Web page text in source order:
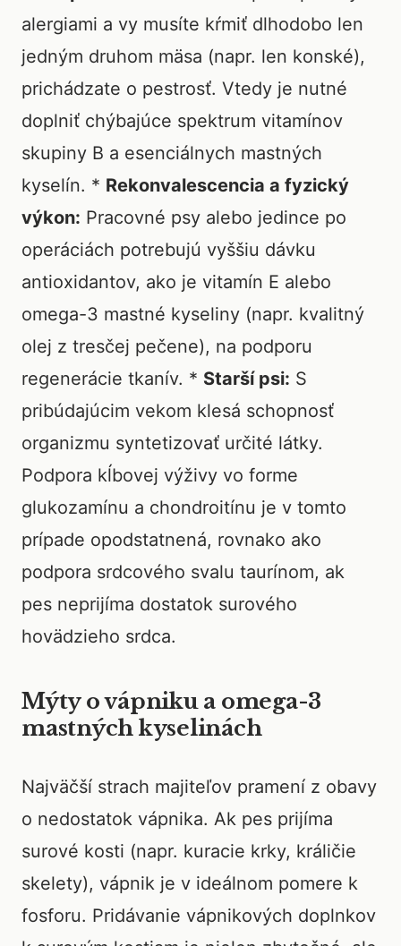
alergiami a vy musíte kŕmiť dlhodobo len
jedným druhom mäsa (napr. len konské),
prichádzate o pestrosť. Vtedy je nutné
doplniť chýbajúce spektrum vitamínov
skupiny B a esenciálnych mastných
kyselín. * Rekonvalescencia a fyzický
výkon: Pracovné psy alebo jedince po
operáciách potrebujú vyššiu dávku
antioxidantov, ako je vitamín E alebo
omega-3 mastné kyseliny (napr. kvalitný
olej z tresčej pečene), na podporu
regenerácie tkanív. * Starší psi: S
pribúdajúcim vekom klesá schopnosť
organizmu syntetizovať určité látky.
Podpora kĺbovej výživy vo forme
glukozamínu a chondroitínu je v tomto
prípade opodstatnená, rovnako ako
podpora srdcového svalu taurínom, ak
pes neprijíma dostatok surového
hovädzieho srdca.
Mýty o vápniku a omega-3
mastných kyselinách
Najväčší strach majiteľov pramení z obavy
o nedostatok vápnika. Ak pes prijíma
surové kosti (napr. kuracie krky, králičie
skelety), vápnik je v ideálnom pomere k
fosforu. Pridávanie vápnikových doplnkov